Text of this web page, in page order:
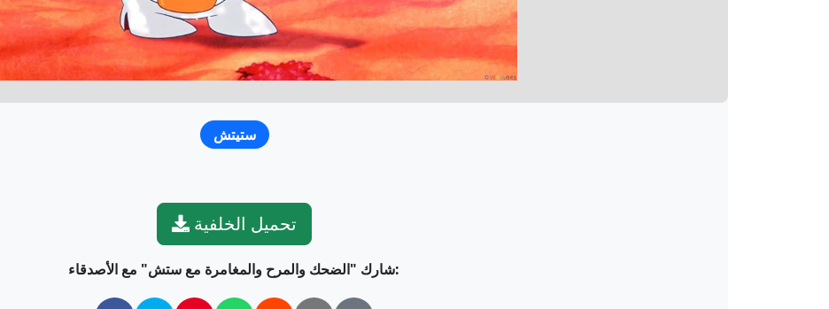
ستيتش
تحميل الخلفية
شارك "الضحك والمرح والمغامرة مع ستش" مع الأصدقاء: